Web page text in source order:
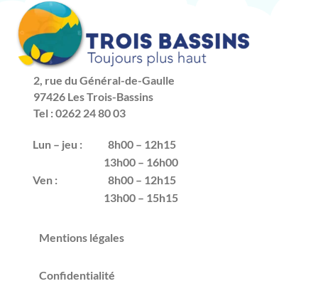
2, rue du Général-de-Gaulle
97426 Les Trois-Bassins
Tel : 0262 24 80 03
Lun – jeu :
8h00 – 12h15
13h00 – 16h00
Ven :
8h00 – 12h15
13h00 – 15h15
Mentions légales
Confidentialité